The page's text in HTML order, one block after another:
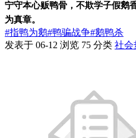
宁守本心贩鸭骨，不欺学子假鹅
为真章。
#指鸭为鹅#鸭骗战争#鹅鸭杀
发表于 06-12 浏览 75 分类 社会